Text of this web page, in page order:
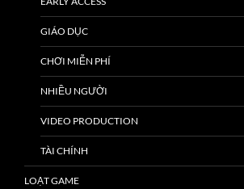
GIÁO DỤC
CHƠI MIỄN PHÍ
NHIỀU NGƯỜI
VIDEO PRODUCTION
TÀI CHÍNH
LOẠT GAME